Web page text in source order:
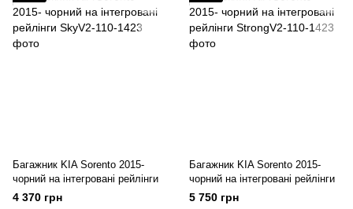
Багажник KIA Sorento 2015-
чорний на інтегровані рейлінги
4 370 грн
Багажник KIA Sorento 2015-
чорний на інтегровані рейлінги
5 750 грн